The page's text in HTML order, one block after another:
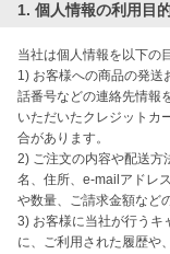
1. 個人情報の利用目
当社は個人情報を以下の
1) お客様への商品の発送
話番号などの連絡先情報
いただいたクレジットカ
合があります。
2) ご注文の内容や配送方
名、住所、e-mailアドレ
や数量、ご請求金額など
3) お客様に当社が行うキ
に、ご利用された履歴や